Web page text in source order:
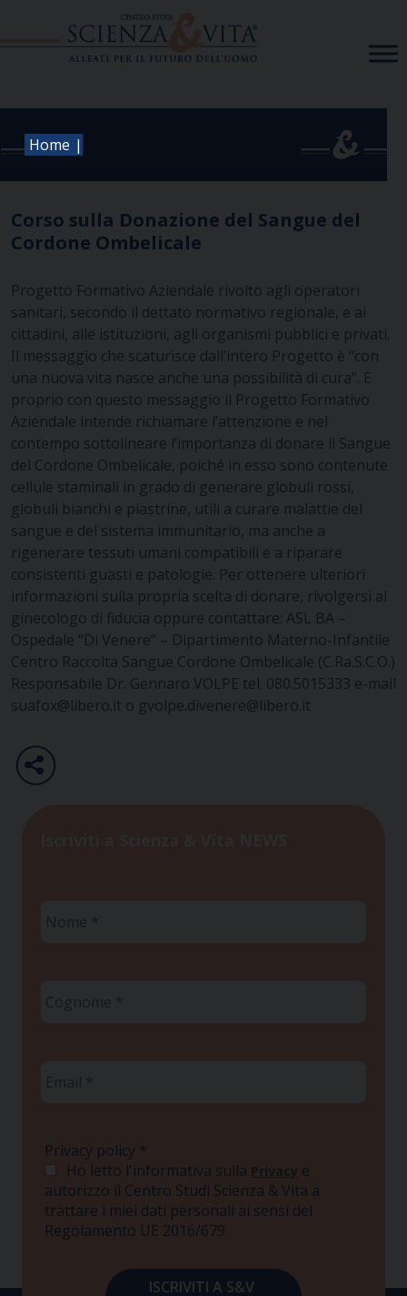
Home |
Corso sulla Donazione del Sangue del
Cordone Ombelicale
Progetto Formativo Aziendale rivolto agli operatori
sanitari, secondo il dettato normativo regionale, e ai
cittadini, alle istituzioni, agli organismi pubblici e privati.
Il messaggio che scaturisce dall’intero Progetto è “con
una nuova vita nasce anche una possibilità di cura”. E
proprio con questo messaggio il Progetto Formativo
Aziendale intende richiamare l’attenzione e nel
contempo sottolineare l’importanza di donare il Sangue
del Cordone Ombelicale, poiché in esso sono contenute
cellule staminali in grado di generare globuli rossi,
globuli bianchi e piastrine, utili a curare malattie del
sangue e del sistema immunitario, ma anche a
rigenerare tessuti umani compatibili e a riparare
consistenti guasti e patologie. Per ottenere ulteriori
informazioni sulla propria scelta di donare, rivolgersi al
ginecologo di fiducia oppure contattare: ASL BA –
Ospedale “Di Venere” – Dipartimento Materno-Infantile
Centro Raccolta Sangue Cordone Ombelicale (C.Ra.S.C.O.)
Responsabile Dr. Gennaro VOLPE tel. 080.5015333 e-mail
suafox@libero.it o gvolpe.divenere@libero.it
Privacy policy *
Ho letto l'informativa sulla Privacy e
autorizzo il Centro Studi Scienza & Vita a
trattare i miei dati personali ai sensi del
Regolamento UE 2016/679